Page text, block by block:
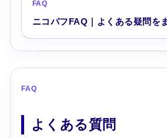
FAQ
ニコパフFAQ｜よくある疑問を
FAQ
よくある質問